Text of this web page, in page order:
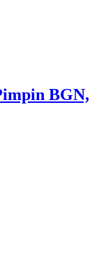
BGN,